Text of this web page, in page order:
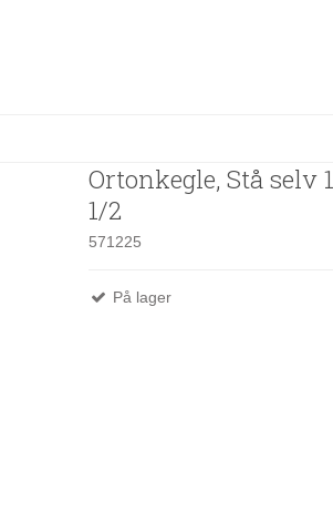
Ortonkegle, Stå selv
1/2
571225
På lager